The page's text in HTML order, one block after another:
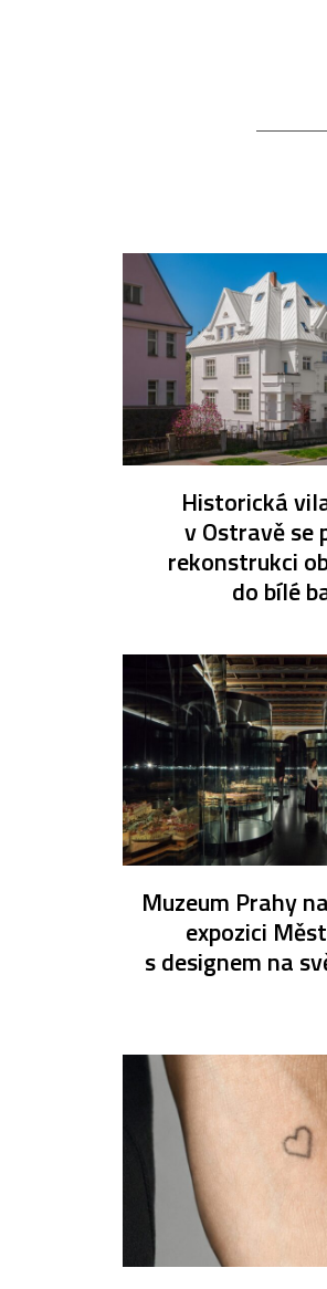
Historická
v Ostravě se
rekonstrukci
do bílé
Muzeum Prahy
expozici
s designem na